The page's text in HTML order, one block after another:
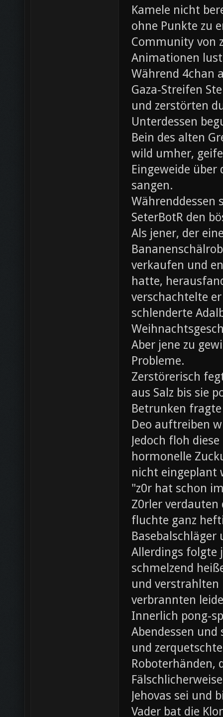
Kamele nicht
ohne Punkte zu
Community von
Animationen
Während 4chan
Gaza-Streifen
und zerstörten
Unterdessen
Bein des alten
wild umher,
Eingeweide
sangen.
Währenddessen
SeterBotR den
Als jener, der
verkaufen und
hatte,
verschachtelte
schlenderte
Aber jene zu
Probleme.
Zerstörerisch
aus Salz bis sie
Betrunken
Deo auftreiben
Jedoch floh
hormonelle
nicht eingeplant
"z0r hat schon
Z0rler
fluchte ganz
Allerdings folgte
schmelzend
und verstrahlten
verbrannten
Innerlich pong-
Abendessen
und
Roboterhänden,
Jehovas sei und
Vader bat die